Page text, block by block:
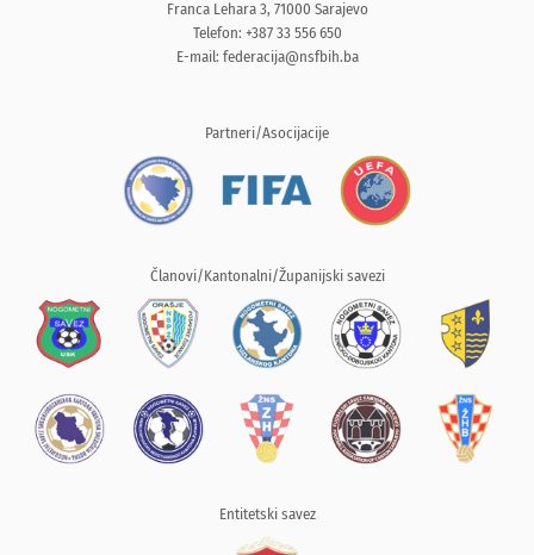
Franca Lehara 3, 71000 Sarajevo
Telefon: +387 33 556 650
E-mail: federacija@nsfbih.ba
Partneri/Asocijacije
Članovi/Kantonalni/Županijski savezi
Entitetski savez